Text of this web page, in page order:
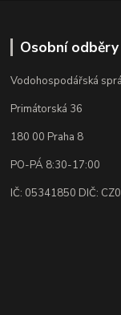
Osobní
Vodohospodářská
Primátorská 36
180 00 Praha 8
PO-PÁ 8:30-17:00
IČ: 05341850 DIČ: